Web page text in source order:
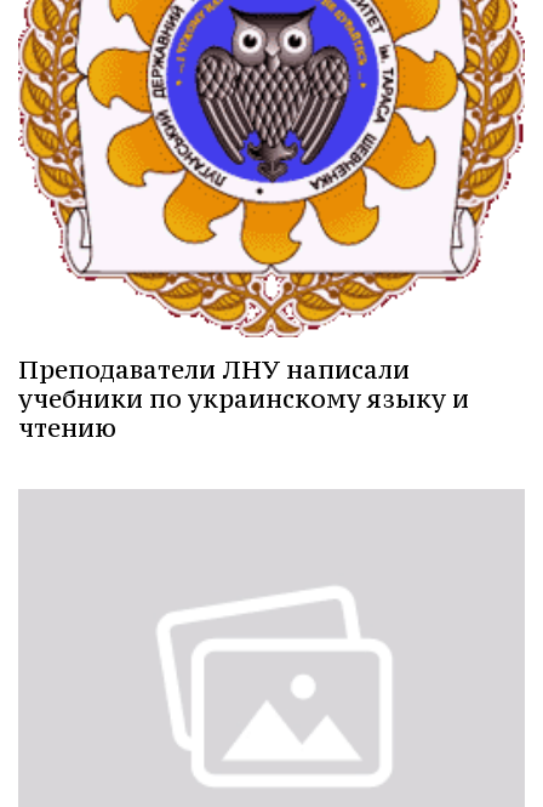
Преподаватели ЛНУ написали
учебники по украинскому языку и
чтению